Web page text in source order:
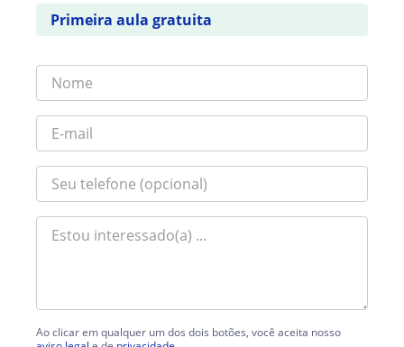
Primeira aula gratuita
Ao clicar em qualquer um dos dois botões, você aceita nosso